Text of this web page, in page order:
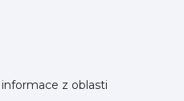
z oblasti